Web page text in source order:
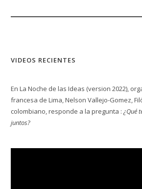
VIDEOS RECIENTES
En La Noche de las Ideas (version 2022),
francesa de Lima, Nelson Vallejo-Gomez,
colombiano, responde a la pregunta :¿Qué
juntos?